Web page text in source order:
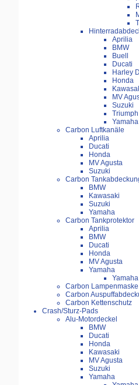
Aprilia
BMW
Buell
Ducati
Harley
Honda
MV
Suzuki
Yamaha
Carbon Luftkanäle
Aprilia
Ducati
Honda
MV Agusta
Suzuki
Carbon
BMW
Kawasaki
Suzuki
Yamaha
Carbon Tankprotektor
Aprilia
BMW
Ducati
Honda
MV Agusta
Yamaha
Carbon Lampenmaske
Carbon
Carbon Kettenschutz
Crash/Sturz-Pads
Alu-Motordeckel
BMW
Ducati
Honda
Kawasaki
MV Agusta
Suzuki
Yamaha